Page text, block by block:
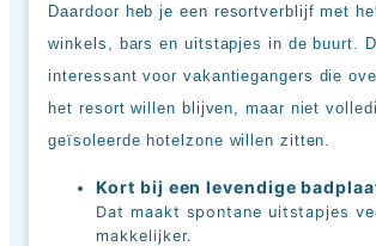
Daardoor heb je een resortverblijf met
winkels, bars en uitstapjes in de buurt.
interessant voor vakantiegangers die
het resort willen blijven, maar niet
geïsoleerde hotelzone willen zitten.
Kort bij een levendige
Dat maakt spontane uitstapjes
makkelijker.